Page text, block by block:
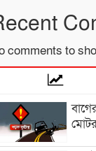
comments to